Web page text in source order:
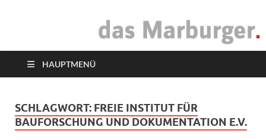
das Marburger.
HAUPTMENÜ
SCHLAGWORT: FREIE INSTITUT FÜR
BAUFORSCHUNG UND DOKUMENTATION E.V.